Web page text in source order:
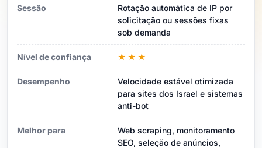
Sessão
Rotação automática de IP por
solicitação ou sessões fixas
sob demanda
Nível de confiança ★★★
Desempenho
Velocidade estável otimizada
para sites dos Israel e sistemas
anti-bot
Melhor para
Web scraping, monitoramento
SEO, seleção de anúncios,